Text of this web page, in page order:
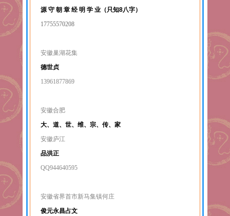
源 守 朝 章 经 明 学 业（只知8八字）
17755570208
安徽巢湖花集
德世贞
13961877869
安徽合肥
大、道、世、维、宗、传、家
安徽庐江
品洪正
QQ944640595
安徽省界首市新马集镇何庄
俊元永昌占文